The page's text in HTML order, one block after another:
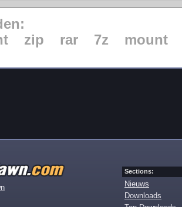
zip rar 7z mount
Sections:
Nieuws
Downloads